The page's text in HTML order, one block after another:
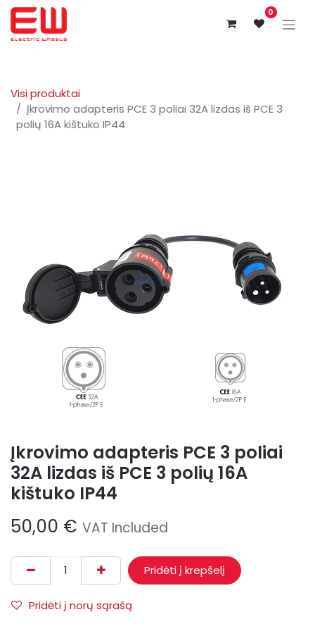
0
Visi produktai
Įkrovimo adapteris PCE 3 poliai 32A lizdas iš PCE 3
polių 16A kištuko IP44
Įkrovimo adapteris PCE 3 poliai
32A lizdas iš PCE 3 polių 16A
kištuko IP44
50,00 € VAT Included
Pridėti į krepšelį
Pridėti į norų sąrašą